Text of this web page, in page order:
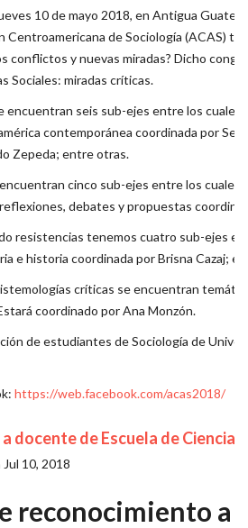
10 de mayo 2018, en Antigua
Centroamericana de Sociología (ACAS)
conflictos y nuevas miradas? Dicho
Sociales: miradas críticas.
encuentran seis sub-ejes entre los
contemporánea coordinada por
Zepeda; entre otras.
cinco sub-ejes entre los
debates y propuestas
resistencias tenemos cuatro sub-ejes
e historia coordinada por Brisna Cazaj;
críticas se encuentran
coordinado por Ana Monzón.
de estudiantes de Sociología de
https://web.facebook.com/acas2018/
docente de Escuela de Ciencias
Jul 10, 2018
reconocimiento a